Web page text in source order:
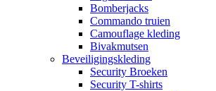
Bomberjacks
Commando truien
Camouflage kleding
Bivakmutsen
Beveiligingskleding
Security Broeken
Security T-shirts